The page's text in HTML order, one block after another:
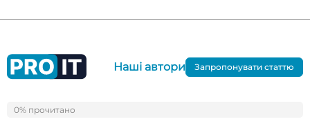
0% прочитано
0%
Наші автори Запропонувати статтю